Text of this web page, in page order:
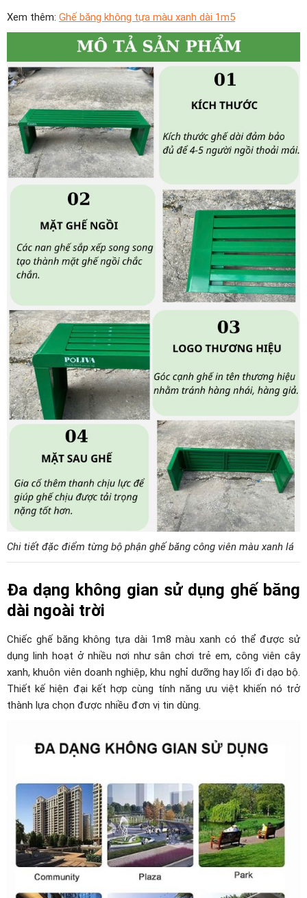
Xem thêm: Ghế băng không tựa màu xanh dài 1m5
Chi tiết đặc điểm từng bộ phận ghế băng công viên màu xanh lá
Đa dạng không gian sử dụng ghế băng
dài ngoài trời
Chiếc ghế băng không tựa dài 1m8 màu xanh có thể được sử
dụng linh hoạt ở nhiều nơi như sân chơi trẻ em, công viên cây
xanh, khuôn viên doanh nghiệp, khu nghỉ dưỡng hay lối đi dạo bộ.
Thiết kế hiện đại kết hợp cùng tính năng ưu việt khiến nó trở
thành lựa chọn được nhiều đơn vị tin dùng.